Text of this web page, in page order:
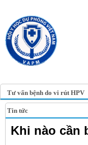
Tư vấn bệnh do vi rút HPV
Tin tức
Khi nào cần